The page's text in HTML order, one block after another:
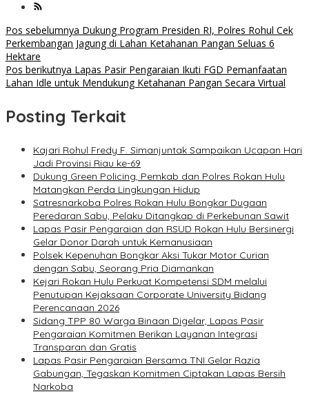
Navigasi
pos
Pos sebelumnya Dukung Program Presiden RI, Polres Rohul Cek
Perkembangan Jagung di Lahan Ketahanan Pangan Seluas 6
Hektare
Pos berikutnya Lapas Pasir Pengaraian Ikuti FGD Pemanfaatan
Lahan Idle untuk Mendukung Ketahanan Pangan Secara Virtual
Posting Terkait
Kajari Rohul Fredy F. Simanjuntak Sampaikan Ucapan Hari
Jadi Provinsi Riau ke-69
Dukung Green Policing, Pemkab dan Polres Rokan Hulu
Matangkan Perda Lingkungan Hidup
Satresnarkoba Polres Rokan Hulu Bongkar Dugaan
Peredaran Sabu, Pelaku Ditangkap di Perkebunan Sawit
Lapas Pasir Pengaraian dan RSUD Rokan Hulu Bersinergi
Gelar Donor Darah untuk Kemanusiaan
Polsek Kepenuhan Bongkar Aksi Tukar Motor Curian
dengan Sabu, Seorang Pria Diamankan
Kejari Rokan Hulu Perkuat Kompetensi SDM melalui
Penutupan Kejaksaan Corporate University Bidang
Perencanaan 2026
Sidang TPP 80 Warga Binaan Digelar, Lapas Pasir
Pengaraian Komitmen Berikan Layanan Integrasi
Transparan dan Gratis
Lapas Pasir Pengaraian Bersama TNI Gelar Razia
Gabungan, Tegaskan Komitmen Ciptakan Lapas Bersih
Narkoba